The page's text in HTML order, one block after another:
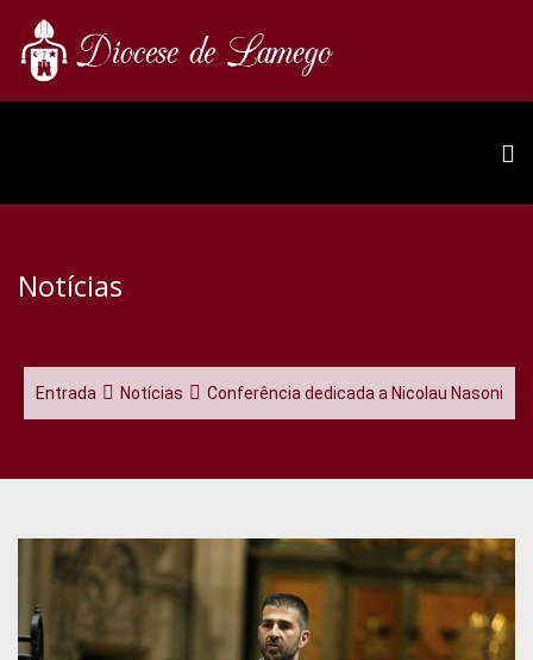
Notícias
Entrada Notícias Conferência dedicada a Nicolau Nasoni